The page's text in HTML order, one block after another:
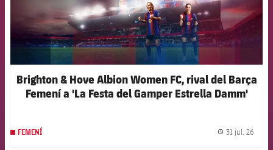
Brighton & Hove Albion Women FC, rival del Barça
Femení a 'La Festa del Gamper Estrella Damm'
FEMENÍ 31 jul. 26